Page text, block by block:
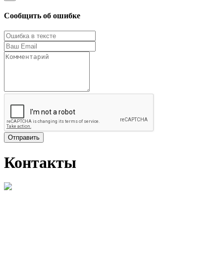
Сообщить об ошибке
Отправить
Контакты